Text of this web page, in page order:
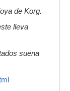
de Korg.
lleva
suena